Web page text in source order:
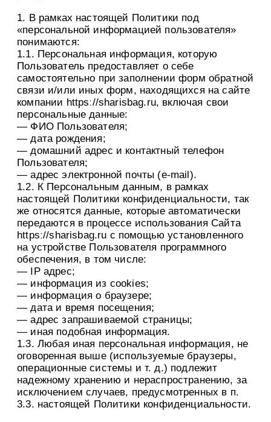
1. В рамках настоящей Политики под
«персональной информацией пользователя»
понимаются:
1.1. Персональная информация, которую
Пользователь предоставляет о себе
самостоятельно при заполнении форм обратной
связи и/или иных форм, находящихся на сайте
компании httpsː//sharisbag.ru, включая свои
персональные данные:
— ФИО Пользователя;
— дата рождения;
— домашний адрес и контактный телефон
Пользователя;
— адрес электронной почты (e-mail).
1.2. К Персональным данным, в рамках
настоящей Политики конфиденциальности, так
же относятся данные, которые автоматически
передаются в процессе использования Сайта
httpsː//sharisbag.ru с помощью установленного
на устройстве Пользователя программного
обеспечения, в том числе:
— IP адрес;
— информация из cookies;
— информация о браузере;
— дата и время посещения;
— адрес запрашиваемой страницы;
— иная подобная информация.
1.3. Любая иная персональная информация, не
оговоренная выше (используемые браузеры,
операционные системы и т. д.) подлежит
надежному хранению и нераспространению, за
исключением случаев, предусмотренных в п.
3.3. настоящей Политики конфиденциальности.